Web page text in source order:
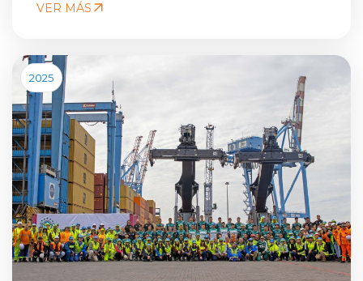
VER MÁS
2025